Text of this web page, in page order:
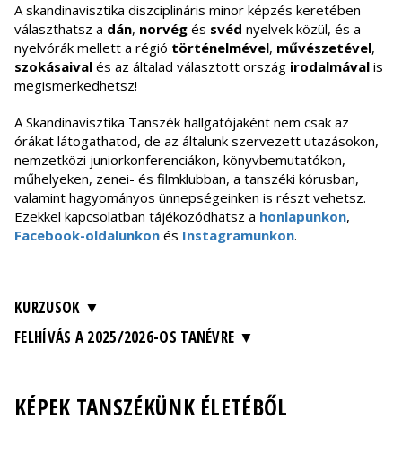
A skandinavisztika diszciplináris minor képzés keretében
választhatsz a dán, norvég és svéd nyelvek közül, és a
nyelvórák mellett a régió történelmével, művészetével,
szokásaival és az általad választott ország irodalmával is
megismerkedhetsz!
A Skandinavisztika Tanszék hallgatójaként nem csak az
órákat látogathatod, de az általunk szervezett utazásokon,
nemzetközi juniorkonferenciákon, könyvbemutatókon,
műhelyeken, zenei- és filmklubban, a tanszéki kórusban,
valamint hagyományos ünnepségeinken is részt vehetsz.
Ezekkel kapcsolatban tájékozódhatsz a honlapunkon,
Facebook-oldalunkon és Instagramunkon.
KURZUSOK
FELHÍVÁS A 2025/2026-OS TANÉVRE
KÉPEK TANSZÉKÜNK ÉLETÉBŐL